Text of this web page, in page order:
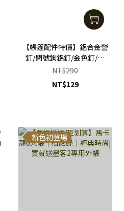
【帳篷配件特價】鋁合金營
釘/問號鉤鋁釘/金色釘/銀
色釘/輕量化鋁釘/登山健走
專用/側門釘/地墊釘 (10支
含運費)
NT$290
NT$129
新色初登場